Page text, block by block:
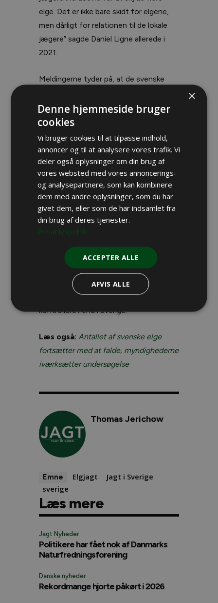
elge. Det er ikke bare skidt for elgene,
men dårligt for relationen til de lokale
jægere” sagde Daniel Ligne allerede i
2021.
Meldingerne tyder på, at de svenske
ubehagelig saks mellem skovejere og
skovselskaber, og en voksende
rovdyrstamme, som tager for sig af
retterne. Til elgenes hjælp kommer
tilsyneladende nu de svenske jægere,
som kan medvirke til at rette op på
stammen. Ikke mindst ved at være villige
til at begrænse afskydningen af elge i
den nordlige Sverige de kommende år.
tilbagegang. Afskydningen i
nærværende sæson ligger 14 procent
under antallet af nedlagte elge sidst år.
Tilbagegangen i Finland virker dog mere
kontrolleret end i Sverige.
Læs også: Antallet af svenske elge
fortsætter med at falde, myndighederne
iværksætter undersøgelse
Thomas Jerichow
Emne Elgjagt
Jagt i Sverige
sverige
Læs mere
Jagt Nyheder
Politikere har fået nok af Danmarks
Naturfredningsforening
Danske nyheder
Rekordmange hjorte påkørt i 2026
×
Denne hjemmeside bruger
cookies
Vi bruger cookies til at tilpasse indhold,
annoncer og til at analysere vores trafik. Vi
deler også oplysninger om din brug af
vores websted med vores annoncerings-
og analysepartnere, som kan kombinere
dem med andre oplysninger, som du har
givet dem, eller som de har indsamlet fra
din brug af deres tjenester.
Privatlivspolitik
ACCEPTER ALLE
AFVIS ALLE